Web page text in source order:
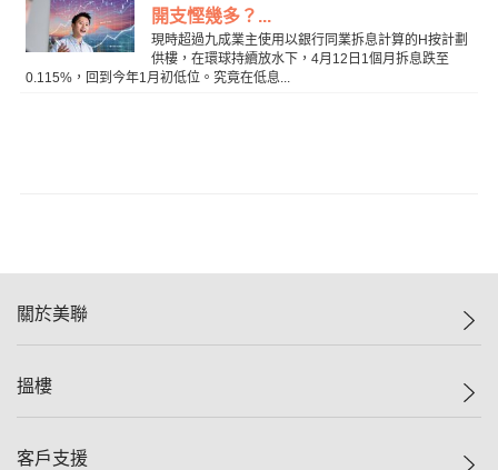
開支慳幾多？...
現時超過九成業主使用以銀行同業拆息計算的H按計劃
供樓，在環球持續放水下，4月12日1個月拆息跌至
0.115%，回到今年1月初低位。究竟在低息...
關於美聯
美聯集團
搵樓
一手新盤
客戶支援